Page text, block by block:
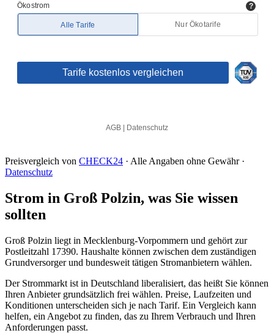
Preisvergleich von CHECK24 · Alle Angaben ohne Gewähr ·
Datenschutz
Strom in Groß Polzin, was Sie wissen
sollten
Groß Polzin liegt in Mecklenburg-Vorpommern und gehört zur
Postleitzahl 17390. Haushalte können zwischen dem zuständigen
Grundversorger und bundesweit tätigen Stromanbietern wählen.
Der Strommarkt ist in Deutschland liberalisiert, das heißt Sie können
Ihren Anbieter grundsätzlich frei wählen. Preise, Laufzeiten und
Konditionen unterscheiden sich je nach Tarif. Ein Vergleich kann
helfen, ein Angebot zu finden, das zu Ihrem Verbrauch und Ihren
Anforderungen passt.